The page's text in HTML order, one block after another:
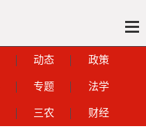
动态 政策
专题 法学
三农 财经